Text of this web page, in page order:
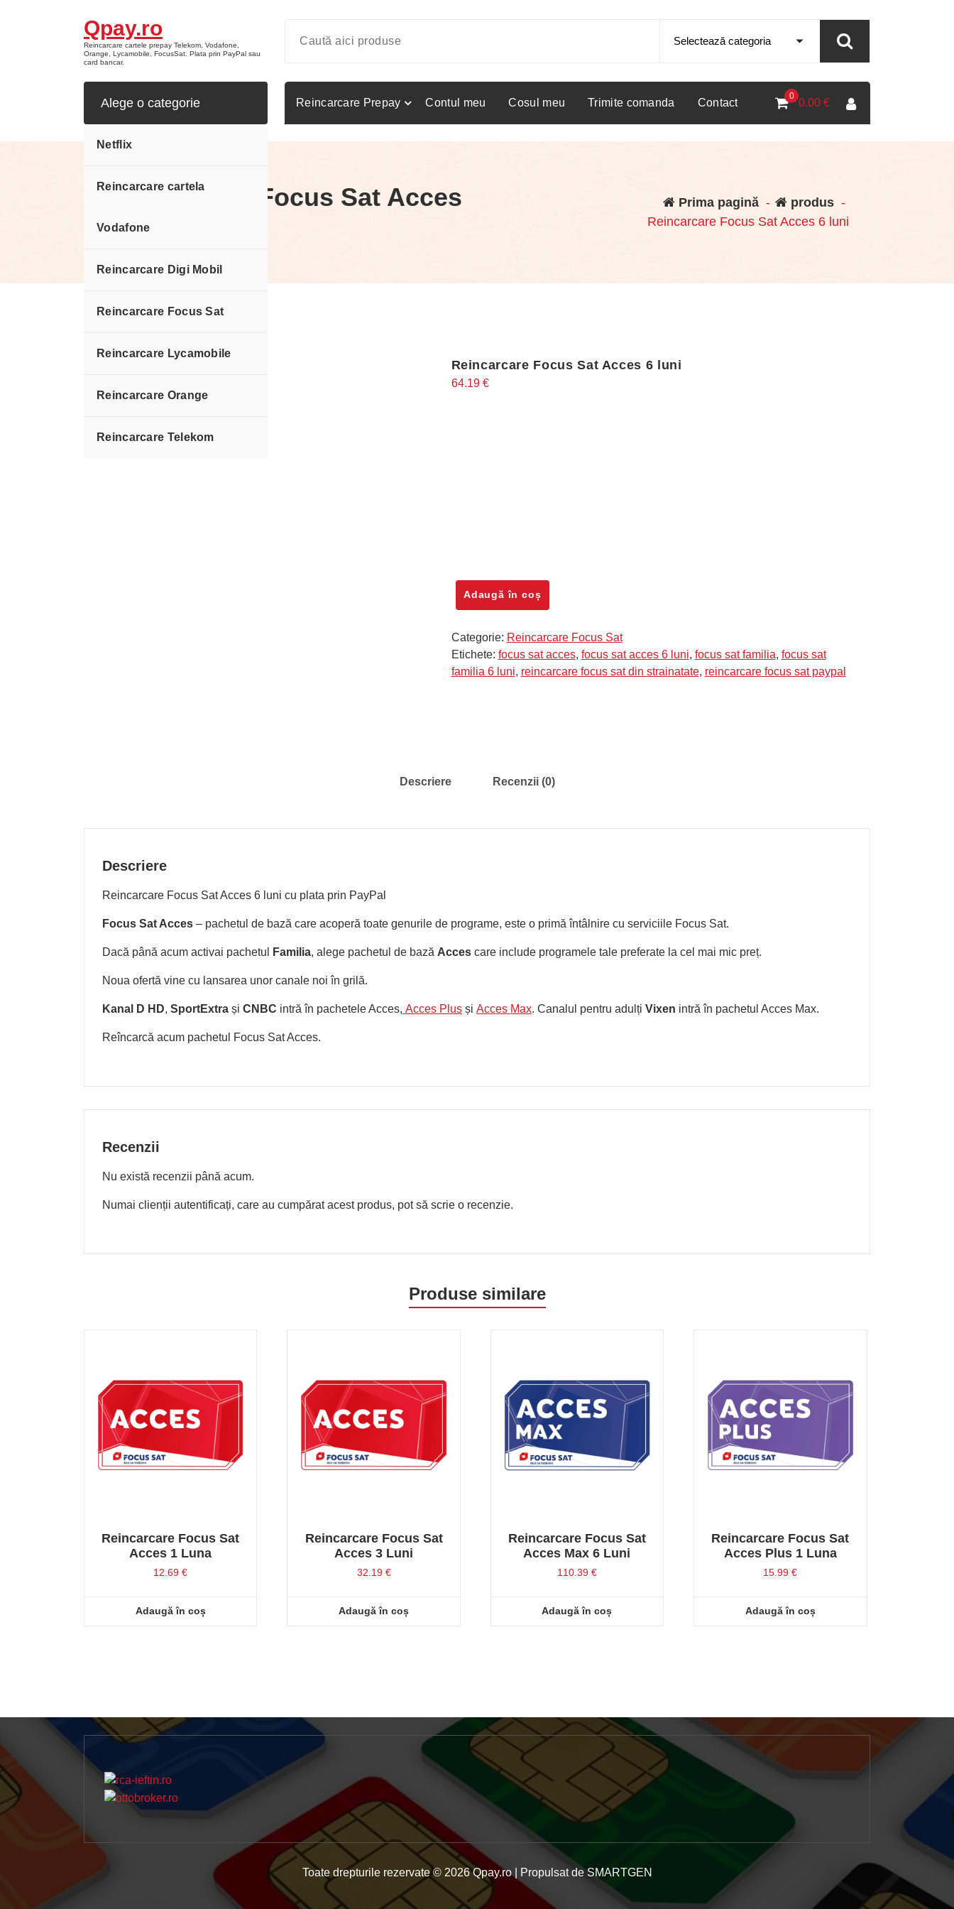
Qpay.ro
Reincarcare cartele prepay Telekom, Vodafone,
Orange, Lycamobile, FocusSat. Plata prin PayPal sau
card bancar.
Alege o categorie
Netflix
Reincarcare cartela
Vodafone
Reincarcare Digi Mobil
Reincarcare Focus Sat
Reincarcare Lycamobile
Reincarcare Orange
Reincarcare Telekom
Reincarcare Prepay Contul meu Cosul meu Trimite comanda Contact
0
0.00 €
Reincarcare Focus Sat Acces
6 luni
Prima pagină - produs -
Reincarcare Focus Sat Acces 6 luni
Reincarcare Focus Sat Acces 6 luni
64.19 €
Sat
Acces
6
Adaugă în coș
Categorie: Reincarcare Focus Sat
Etichete: focus sat acces, focus sat acces 6 luni, focus sat familia, focus sat
familia 6 luni, reincarcare focus sat din strainatate, reincarcare focus sat paypal
Descriere Recenzii (0)
Descriere
Reincarcare Focus Sat Acces 6 luni cu plata prin PayPal
Focus Sat Acces – pachetul de bază care acoperă toate genurile de programe, este o primă întâlnire cu serviciile Focus Sat.
Dacă până acum activai pachetul Familia, alege pachetul de bază Acces care include programele tale preferate la cel mai mic preț.
Noua ofertă vine cu lansarea unor canale noi în grilă.
Kanal D HD, SportExtra și CNBC intră în pachetele Acces, Acces Plus și Acces Max. Canalul pentru adulți Vixen intră în pachetul Acces Max.
Reîncarcă acum pachetul Focus Sat Acces.
Recenzii
Nu există recenzii până acum.
Numai clienții autentificați, care au cumpărat acest produs, pot să scrie o recenzie.
Produse similare
Reincarcare Focus Sat
Acces 1 Luna
12.69€
Adaugă în coș
Reincarcare Focus Sat
Acces 3 Luni
32.19 €
Adaugă în coș
Reincarcare Focus Sat
Acces Max 6 Luni
110.39 €
Adaugă în coș
Reincarcare Focus Sat
Acces Plus 1 Luna
15.99€
Adaugă în coș
Toate drepturile rezervate © 2026 Qpay.ro | Propulsat de SMARTGEN